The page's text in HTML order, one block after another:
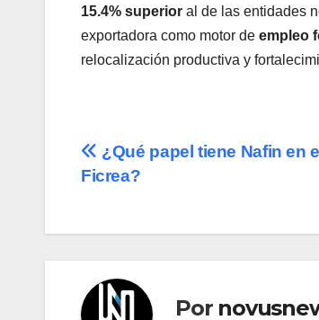
15.4% superior al de las entidades
exportadora como motor de empleo
relocalización productiva y
Navegación
entradas
¿Qué papel tiene Nafin en
Ficrea?
Por